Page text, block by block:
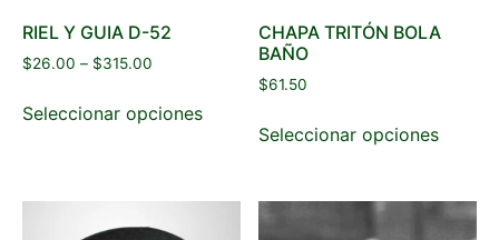
RIEL Y GUIA D-52
$26.00 – $315.00
Seleccionar opciones
CHAPA TRITÓN BOLA
BAÑO
$61.50
Seleccionar opciones